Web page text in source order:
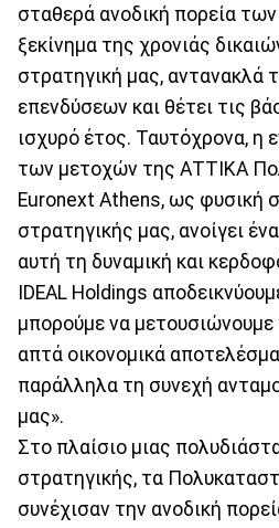
σταθερά ανοδική πορεία
ξεκίνημα της χρονιάς
στρατηγική μας, αντανακλά
επενδύσεων και θέτει τις
ισχυρό έτος. Ταυτόχρονα, η
των μετοχών της ΑΤΤΙΚΑ
Euronext Athens, ως φυσική
στρατηγικής μας, ανοίγει
αυτή τη δυναμική και
IDEAL Holdings
μπορούμε να
απτά οικονομικά
παράλληλα τη συνεχή
μας».
Στο πλαίσιο μιας
στρατηγικής, τα
συνέχισαν την ανοδική